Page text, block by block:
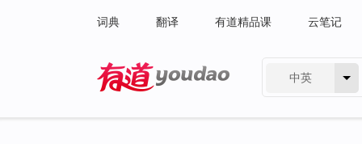
词典 翻译 有道精品课 云笔记
中英